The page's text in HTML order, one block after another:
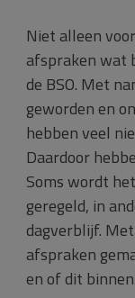
Niet alleen
afspraken wat
de BSO. Met
geworden en
hebben veel
Daardoor
Soms wordt
geregeld, in
dagverblijf.
afspraken
en of dit